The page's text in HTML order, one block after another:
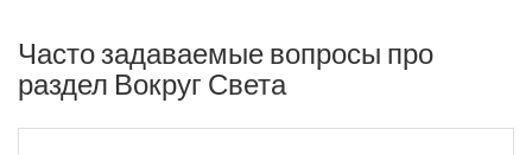
Часто задаваемые вопросы про
раздел Вокруг Света